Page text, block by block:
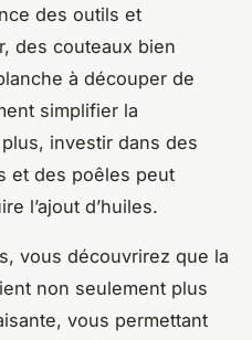
des outils et
des couteaux bien
à découper de
simplifier la
investir dans des
et des poêles peut
l’ajout d’huiles.
vous découvrirez que la
non seulement plus
vous permettant